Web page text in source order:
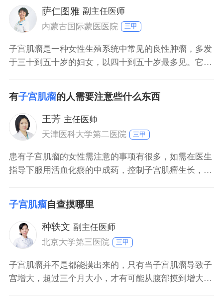
萨仁图雅 副主任医师
内蒙古国际蒙医医院
三甲
子宫肌瘤是一种女性生殖系统中常见的良性肿瘤，多发
于三十到五十岁的妇女，以四十到五十岁最多见。它主
组织，根据实践资料，三十五岁以上妇女，约40%以上
有子宫肌瘤，但多数患者因肌瘤小、无症状而未能发
现。由子宫平滑肌结缔组织、腺体组成的实质性良性肿
瘤，可发生在子宫肌腱黏膜下或浆膜下，大小不等，单
发或
有子宫肌瘤的人需要注意些什么东西
王芳 主任医师
天津医科大学第二医院
三甲
患有子宫肌瘤的女性需注意的事项有很多，如需在医生
指导下服用活血化瘀的中成药，控制子宫肌瘤生长，定
建议手术。在日常生活中，注意减少吃辛辣食物和发
物，不要吃含有激素成分的食物和药物，多吃蔬菜和水
果。
子宫肌瘤自查摸哪里
种轶文 副主任医师
北京大学第三医院
三甲
子宫肌瘤并不是都能摸出来的，只有当子宫肌瘤导致子
宫增大，超过三个月大小，才有可能从腹部摸到增大的